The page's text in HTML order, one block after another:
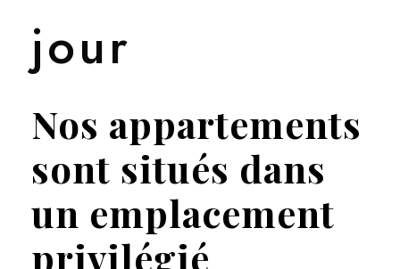
jour
Nos appartements
sont situés dans
un emplacement
privilégié